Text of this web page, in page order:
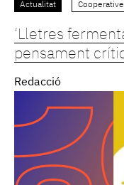
Actualitat
‘Lletres
pensament
Redacció